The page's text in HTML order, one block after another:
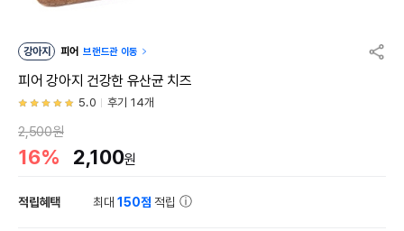
강아지 피어 브랜드관 이동
피어 강아지 건강한 유산균 치즈
5.0 후기 14개
2,500원
16% 2,100원
적립혜택 최대150점 적립